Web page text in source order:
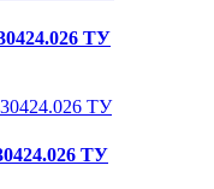
ТУ
ТУ